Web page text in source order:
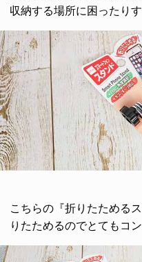
収納する場所に困ったりす
こちらの『折りたためる
りたためるのでとてもコン